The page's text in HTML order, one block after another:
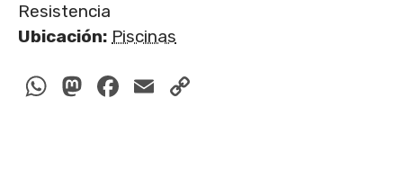
Resistencia
Ubicación: Piscinas
WhatsApp
Mastodon
Facebook
Email